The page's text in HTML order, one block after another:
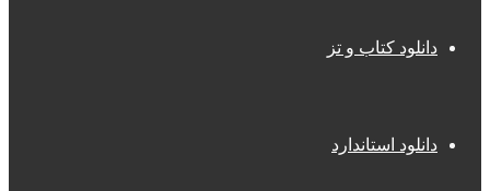
دانلود کتاب و تز
دانلود استاندارد